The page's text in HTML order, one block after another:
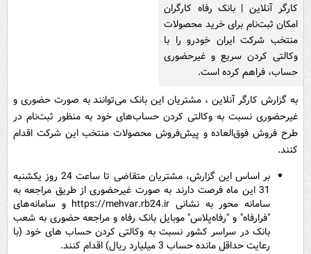
کارگر آنلاین | بانک رفاه کارگران
امکان ثبت‌نام برای خرید محصولات
منتخب شرکت ایران خودرو را با
وکالتی کردن سریع و غیرحضوری
حساب، فراهم کرده است.
به گزارش کارگر آنلاین ، مشتریان این بانک می‌توانند به صورت حضوری و
غیرحضوری نسبت به وکالتی کردن حساب‌های خود به منظور ثبت‌نام در
طرح فروش فوق‌العاده و پیش‌فروش محصولات منتخب این شرکت اقدام
کنند.
بر اساس این گزارش، مشتریان متقاضی تا ساعت 24 روز یکشنبه
31 این ماه فرصت دارند به صورت غیرحضوری از طریق مراجعه به
سامانه محور به نشانی https://mehvar.rb24.ir و سامانه‌های
"فرارفاه" و "رفاه‌پلاس" موبایل بانک رفاه و مراجعه حضوری به شعب
بانک در سراسر کشور نسبت به وکالتی کردن حساب های خود (با
رعایت حداقل مانده حساب 3 میلیارد ریال) اقدام کنند.